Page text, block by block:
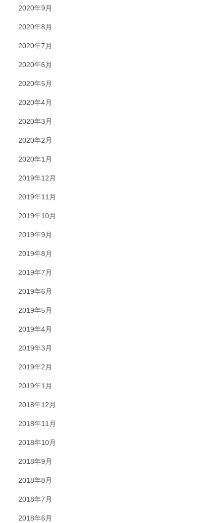
2020年9月
2020年8月
2020年7月
2020年6月
2020年5月
2020年4月
2020年3月
2020年2月
2020年1月
2019年12月
2019年11月
2019年10月
2019年9月
2019年8月
2019年7月
2019年6月
2019年5月
2019年4月
2019年3月
2019年2月
2019年1月
2018年12月
2018年11月
2018年10月
2018年9月
2018年8月
2018年7月
2018年6月